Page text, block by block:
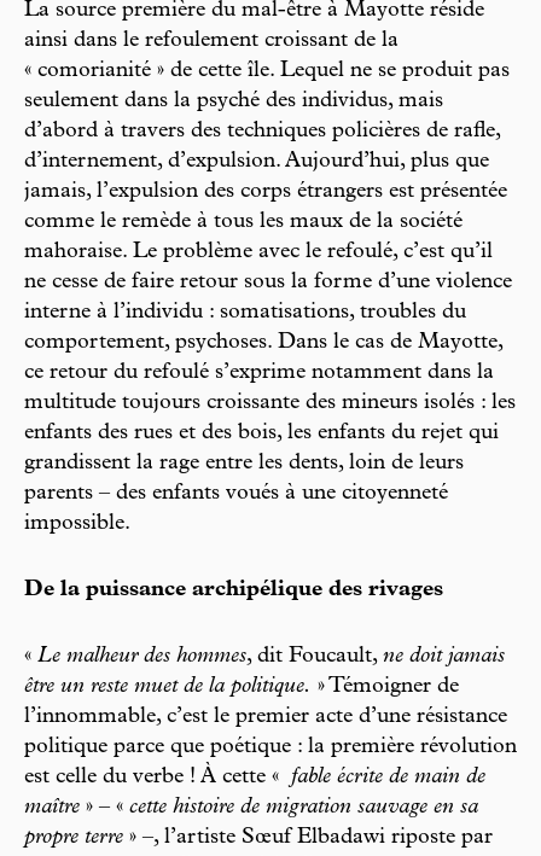
La source première du mal-être à Mayotte réside
ainsi dans le refoulement croissant de la
« comorianité » de cette île. Lequel ne se produit pas
seulement dans la psyché des individus, mais
d’abord à travers des techniques policières de rafle,
d’internement, d’expulsion. Aujourd’hui, plus que
jamais, l’expulsion des corps étrangers est présentée
comme le remède à tous les maux de la société
mahoraise. Le problème avec le refoulé, c’est qu’il
ne cesse de faire retour sous la forme d’une violence
interne à l’individu : somatisations, troubles du
comportement, psychoses. Dans le cas de Mayotte,
ce retour du refoulé s’exprime notamment dans la
multitude toujours croissante des mineurs isolés : les
enfants des rues et des bois, les enfants du rejet qui
grandissent la rage entre les dents, loin de leurs
parents – des enfants voués à une citoyenneté
impossible.
De la puissance archipélique des rivages
« Le malheur des hommes, dit Foucault, ne doit jamais
être un reste muet de la politique. » Témoigner de
l’innommable, c’est le premier acte d’une résistance
politique parce que poétique : la première révolution
est celle du verbe ! À cette «
fable écrite de main de
maître » – « cette histoire de migration sauvage en sa
propre terre » –, l’artiste Sœuf Elbadawi riposte par